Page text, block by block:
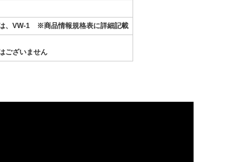
、VW-1 ※商品情報規格表に詳細記載
ございません